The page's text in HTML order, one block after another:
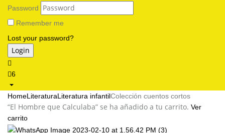
Password
Remember me
Lost your password?
6
HomeLiteraturaLiteratura infantilColección cuentos cortos
“El Hombre que Calculaba” se ha añadido a tu carrito. Ver
carrito